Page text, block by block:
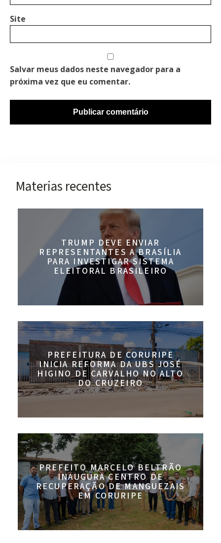
Site
Salvar meus dados neste navegador para a
próxima vez que eu comentar.
Materias recentes
TRUMP DEVE ENVIAR
REPRESENTANTES A BRASÍLIA
PARA INVESTIGAR SISTEMA
ELEITORAL BRASILEIRO
PREFEITURA DE CORURIPE
INICIA REFORMA DA UBS JOSÉ
HIGINO DE CARVALHO NO ALTO
DO CRUZEIRO
PREFEITO MARCELO BELTRÃO
INAUGURA CENTRO DE
RECUPERAÇÃO DE MANGUEZAIS
EM CORURIPE